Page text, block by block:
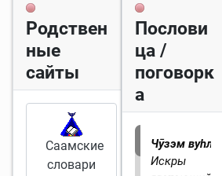
Родствен
ные
сайты
Саамские
словари
Послови
ца /
поговорк
а
Чӯзэм вуһлэй.
Искры